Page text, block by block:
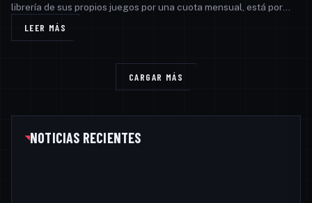
librería de sus propios juegos por una cuota mensual, está por
llegar a las consolas Xbox. Inicialm…
LEER MÁS
CARGAR MÁS
NOTICIAS RECIENTES